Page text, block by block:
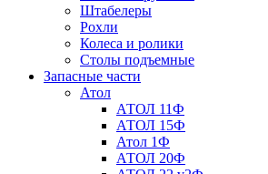
Штабелеры
Рохли
Колеса и ролики
Столы подъемные
Запасные части
Атол
АТОЛ 11Ф
АТОЛ 15Ф
Атол 1Ф
АТОЛ 20Ф